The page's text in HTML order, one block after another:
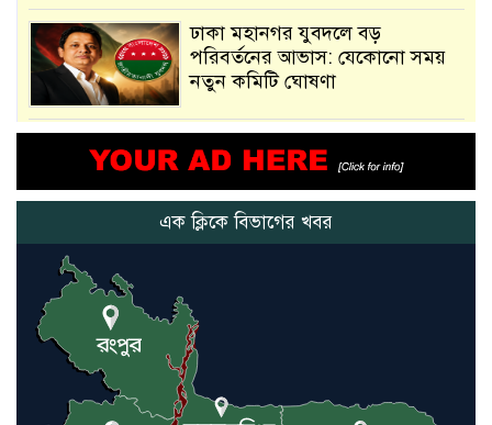
ঢাকা মহানগর যুবদলে বড়
পরিবর্তনের আভাস: যেকোনো সময়
নতুন কমিটি ঘোষণা
মানুষের উপকার হয় : প্রধানমন্ত্রী
যুক্তরাষ্ট্র ও ইসরায়েল বাদে হরমুজ
প্রণালি সবার জন্য উন্মুক্ত: আরাকচি
এক ক্লিকে বিভাগের খবর